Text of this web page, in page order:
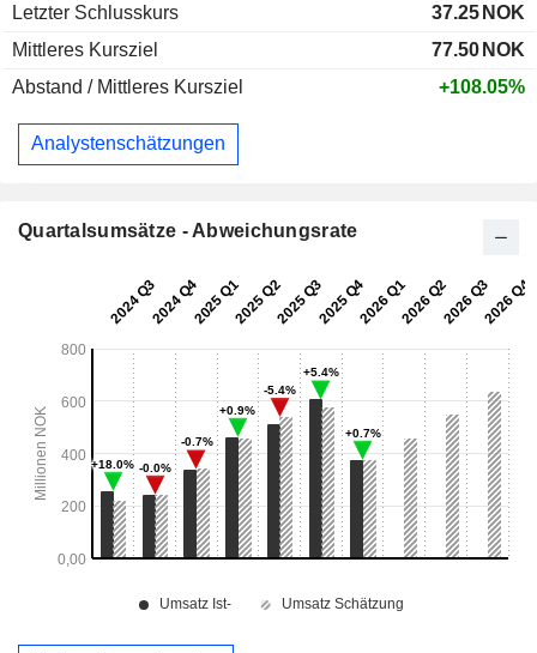
Letzter Schlusskurs
37.25 NOK
Mittleres Kursziel
77.50 NOK
Abstand / Mittleres Kursziel
+108.05%
Analystenschätzungen
Quartalsumsätze - Abweichungsrate